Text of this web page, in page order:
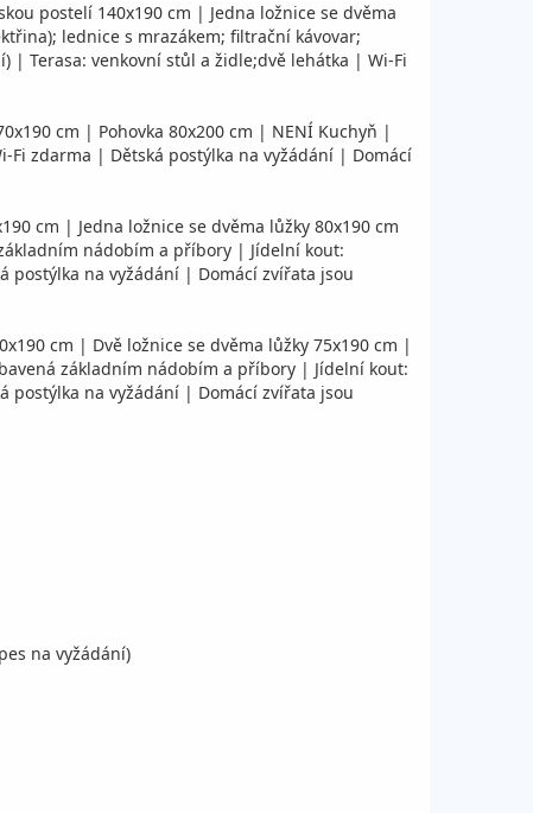
postelí 140x190 cm | Jedna ložnice se dvěma
lednice s mrazákem; filtrační kávovar;
| Terasa: venkovní stůl a židle;dvě lehátka | Wi-Fi
cm | Pohovka 80x200 cm | NENÍ Kuchyň |
zdarma | Dětská postýlka na vyžádání | Domácí
cm | Jedna ložnice se dvěma lůžky 80x190 cm
nádobím a příbory | Jídelní kout:
postýlka na vyžádání | Domácí zvířata jsou
cm | Dvě ložnice se dvěma lůžky 75x190 cm |
základním nádobím a příbory | Jídelní kout:
postýlka na vyžádání | Domácí zvířata jsou
na vyžádání)